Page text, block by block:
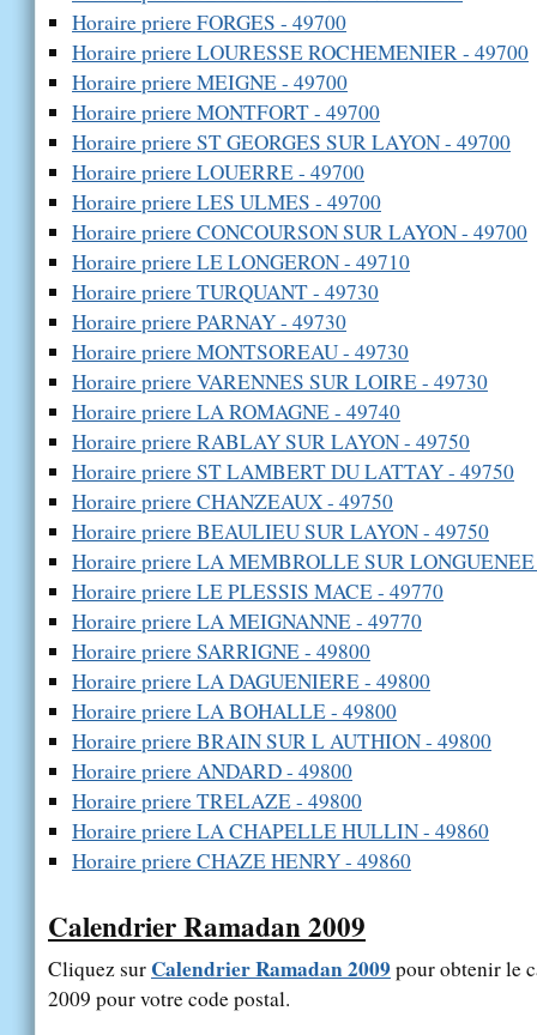
Horaire priere FORGES - 49700
Horaire priere LOURESSE ROCHEMENIER - 49700
Horaire priere MEIGNE - 49700
Horaire priere MONTFORT - 49700
Horaire priere ST GEORGES SUR LAYON - 49700
Horaire priere LOUERRE - 49700
Horaire priere LES ULMES - 49700
Horaire priere CONCOURSON SUR LAYON - 49700
Horaire priere LE LONGERON - 49710
Horaire priere TURQUANT - 49730
Horaire priere PARNAY - 49730
Horaire priere MONTSOREAU - 49730
Horaire priere VARENNES SUR LOIRE - 49730
Horaire priere LA ROMAGNE - 49740
Horaire priere RABLAY SUR LAYON - 49750
Horaire priere ST LAMBERT DU LATTAY - 49750
Horaire priere CHANZEAUX - 49750
Horaire priere BEAULIEU SUR LAYON - 49750
Horaire priere LA MEMBROLLE SUR
Horaire priere LE PLESSIS MACE - 49770
Horaire priere LA MEIGNANNE - 49770
Horaire priere SARRIGNE - 49800
Horaire priere LA DAGUENIERE - 49800
Horaire priere LA BOHALLE - 49800
Horaire priere BRAIN SUR L AUTHION - 49800
Horaire priere ANDARD - 49800
Horaire priere TRELAZE - 49800
Horaire priere LA CHAPELLE HULLIN - 49860
Horaire priere CHAZE HENRY - 49860
Calendrier Ramadan 2009
Cliquez sur Calendrier Ramadan 2009pour obtenir le
2009 pour votre code postal.